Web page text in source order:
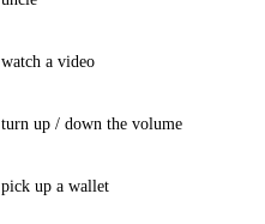
watch a video
turn up / down the volume
pick up a wallet